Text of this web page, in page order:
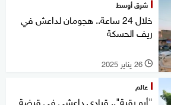
شرق أوسط
خلال 24 ساعة.. هجومان لداعش في
ريف الحسكة
l 26 يناير 2025
عالم
"أبو رقية".. قيادي داعشي في قبضة